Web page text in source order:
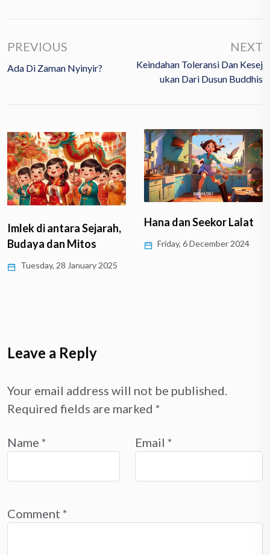
PREVIOUS
Ada Di Zaman Nyinyir?
NEXT
Keindahan Toleransi Dan Kesej
Ukan Dari Dusun Buddhis
Imlek di antara Sejarah,
Budaya dan Mitos
Tuesday, 28 January 2025
Hana dan Seekor Lalat
Friday, 6 December 2024
Leave a Reply
Your email address will not be published.
Required fields are marked *
Name * Email *
Comment *